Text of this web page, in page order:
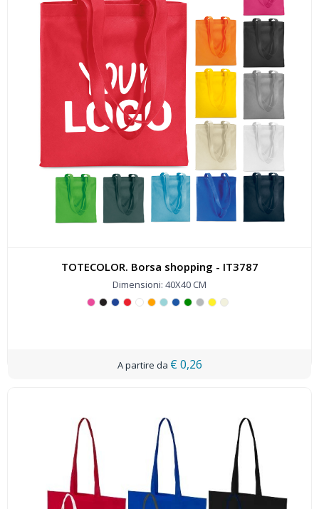
TOTECOLOR. Borsa shopping - IT3787
Dimensioni: 40X40 CM
€ 0,26